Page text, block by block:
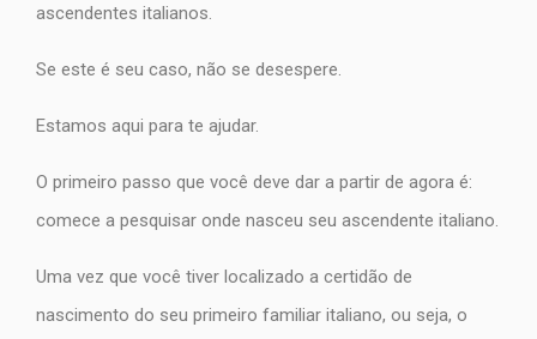
ascendentes italianos.
Se este é seu caso, não se desespere.
Estamos aqui para te ajudar.
O primeiro passo que você deve dar a partir de agora é:
comece a pesquisar onde nasceu seu ascendente italiano.
Uma vez que você tiver localizado a certidão de
nascimento do seu primeiro familiar italiano, ou seja, o